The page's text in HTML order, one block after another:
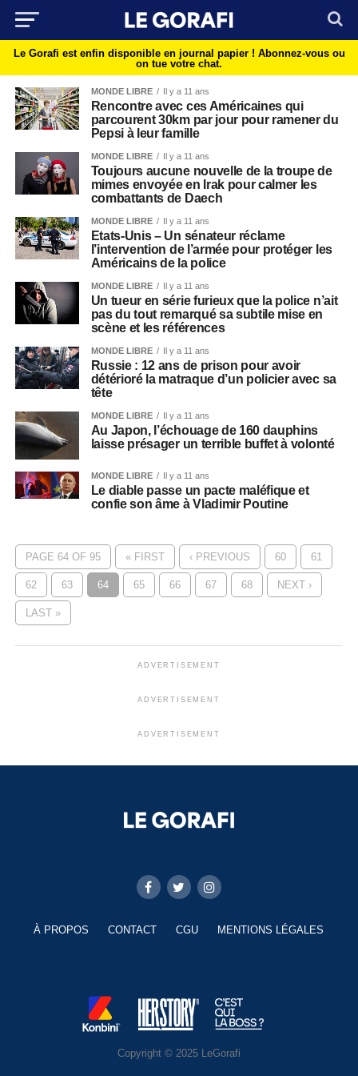
Le Gorafi est enfin disponible en journal papier ! Abonnez-vous ou
on tue votre chat.
MONDE LIBRE Il y a 11 ans
Rencontre avec ces Américaines qui
parcourent 30km par jour pour ramener du
Pepsi à leur famille
MONDE LIBRE Il y a 11 ans
Toujours aucune nouvelle de la troupe de
mimes envoyée en Irak pour calmer les
combattants de Daech
MONDE LIBRE Il y a 11 ans
Etats-Unis – Un sénateur réclame
l’intervention de l’armée pour protéger les
Américains de la police
MONDE LIBRE Il y a 11 ans
Un tueur en série furieux que la police n’ait
pas du tout remarqué sa subtile mise en
scène et les références
MONDE LIBRE Il y a 11 ans
Russie : 12 ans de prison pour avoir
détérioré la matraque d’un policier avec sa
tête
MONDE LIBRE Il y a 11 ans
Au Japon, l’échouage de 160 dauphins
laisse présager un terrible buffet à volonté
MONDE LIBRE Il y a 11 ans
Le diable passe un pacte maléfique et
confie son âme à Vladimir Poutine
PAGE 64 OF 95 « FIRST ‹ PREVIOUS 60 61
62 63 64 65 66 67 68 NEXT ›
LAST »
ADVERTISEMENT
ADVERTISEMENT
ADVERTISEMENT
À PROPOS CONTACT CGU MENTIONS LÉGALES
Copyright © 2025 LeGorafi